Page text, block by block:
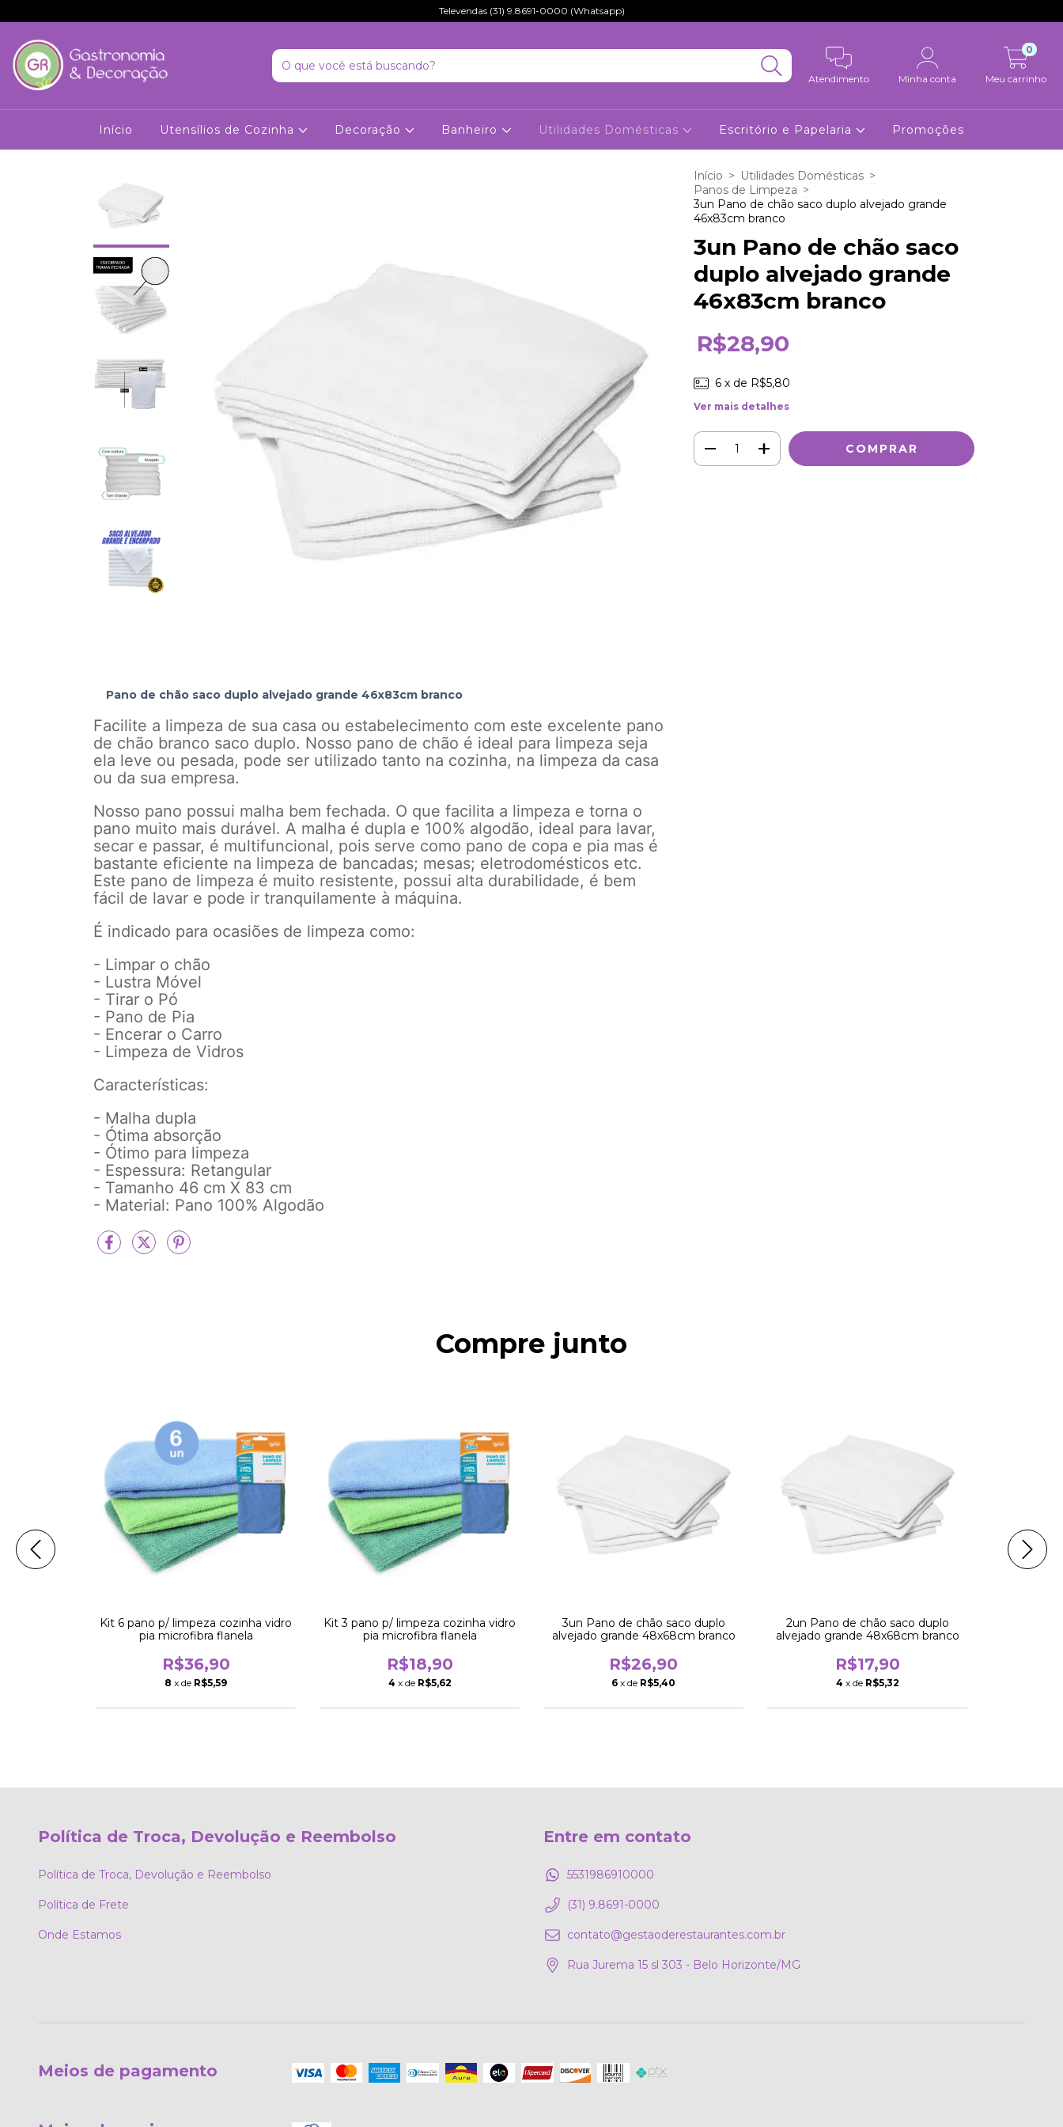
Televendas (31) 9.8691-0000 (Whatsapp)
Atendimento Minha conta Meu carrinho
0
Início Utensílios de Cozinha Decoração Banheiro Utilidades Domésticas Escritório e Papelaria Promoções
Pano de chão saco duplo alvejado grande 46x83cm branco
Facilite a limpeza de sua casa ou estabelecimento com este excelente pano
de chão branco saco duplo. Nosso pano de chão é ideal para limpeza seja
ela leve ou pesada, pode ser utilizado tanto na cozinha, na limpeza da casa
ou da sua empresa.
Nosso pano possui malha bem fechada. O que facilita a limpeza e torna o
pano muito mais durável. A malha é dupla e 100% algodão, ideal para lavar,
secar e passar, é multifuncional, pois serve como pano de copa e pia mas é
bastante eficiente na limpeza de bancadas; mesas; eletrodomésticos etc.
Este pano de limpeza é muito resistente, possui alta durabilidade, é bem
fácil de lavar e pode ir tranquilamente à máquina.
É indicado para ocasiões de limpeza como:
- Limpar o chão
- Lustra Móvel
- Tirar o Pó
- Pano de Pia
- Encerar o Carro
- Limpeza de Vidros
Características:
- Malha dupla
- Ótima absorção
- Ótimo para limpeza
- Espessura: Retangular
- Tamanho 46 cm X 83 cm
- Material: Pano 100% Algodão
Início > Utilidades Domésticas >
Panos de Limpeza >
3un Pano de chão saco duplo alvejado grande
46x83cm branco
3un Pano de chão saco
duplo alvejado grande
46x83cm branco
R$28,90
6 x de R$5,80
Ver mais detalhes
Compre junto
Kit 6 pano p/ limpeza cozinha vidro
pia microfibra flanela
R$36,90
8 x de R$5,59
Kit 3 pano p/ limpeza cozinha vidro
pia microfibra flanela
R$18,90
4 x de R$5,62
3un Pano de chão saco duplo
alvejado grande 48x68cm branco
R$26,90
6 x de R$5,40
2un Pano de chão saco duplo
alvejado grande 48x68cm branco
R$17,90
4 x de R$5,32
Política de Troca, Devolução e Reembolso
Política de Troca, Devolução e Reembolso
Política de Frete
Onde Estamos
Entre em contato
5531986910000
(31) 9.8691-0000
contato@gestaoderestaurantes.com.br
Rua Jurema 15 sl 303 - Belo Horizonte/MG
Meios de pagamento